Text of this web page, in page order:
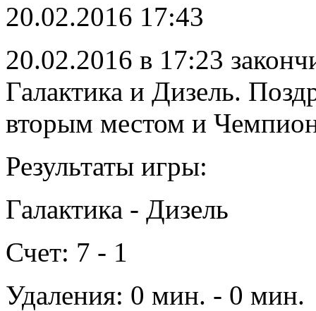
20.02.2016 17:43
20.02.2016 в 17:23
Галактика и Дизель.
вторым местом и
Результаты игры:
Галактика - Дизель
Счет: 7 - 1
Удаления: 0 мин. - 0 мин.